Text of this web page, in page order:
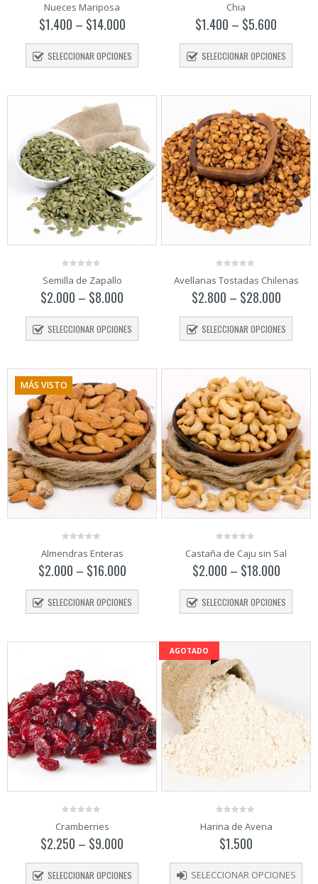
out
of
Nueces Mariposa
$1.400 – $14.000
SELECCIONAR OPCIONES
out
of
Chia
$1.400 – $5.600
SELECCIONAR OPCIONES
0
out
of
Semilla de Zapallo
$2.000 – $8.000
SELECCIONAR OPCIONES
out
of
Avellanas Tostadas Chilenas
$2.800 – $28.000
SELECCIONAR OPCIONES
MÁS VISTO
out
of
Almendras Enteras
$2.000 – $16.000
SELECCIONAR OPCIONES
out
of
Castaña de Caju sin Sal
$2.000 – $18.000
SELECCIONAR OPCIONES
out
of
5
Cramberries
$2.250 – $9.000
SELECCIONAR OPCIONES
AGOTADO
out
of
5
Harina de Avena
$1.500
SELECCIONAR OPCIONES